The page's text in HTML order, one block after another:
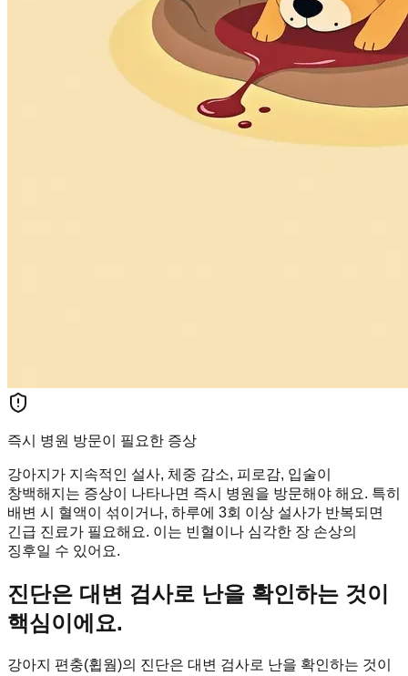
즉시 병원 방문이 필요한 증상
강아지가 지속적인 설사, 체중 감소, 피로감, 입술이
창백해지는 증상이 나타나면 즉시 병원을 방문해야 해요. 특히
배변 시 혈액이 섞이거나, 하루에 3회 이상 설사가 반복되면
긴급 진료가 필요해요. 이는 빈혈이나 심각한 장 손상의
징후일 수 있어요.
진단은 대변 검사로 난을 확인하는 것이
핵심이에요.
강아지 편충(휩웜)의 진단은 대변 검사로 난을 확인하는 것이